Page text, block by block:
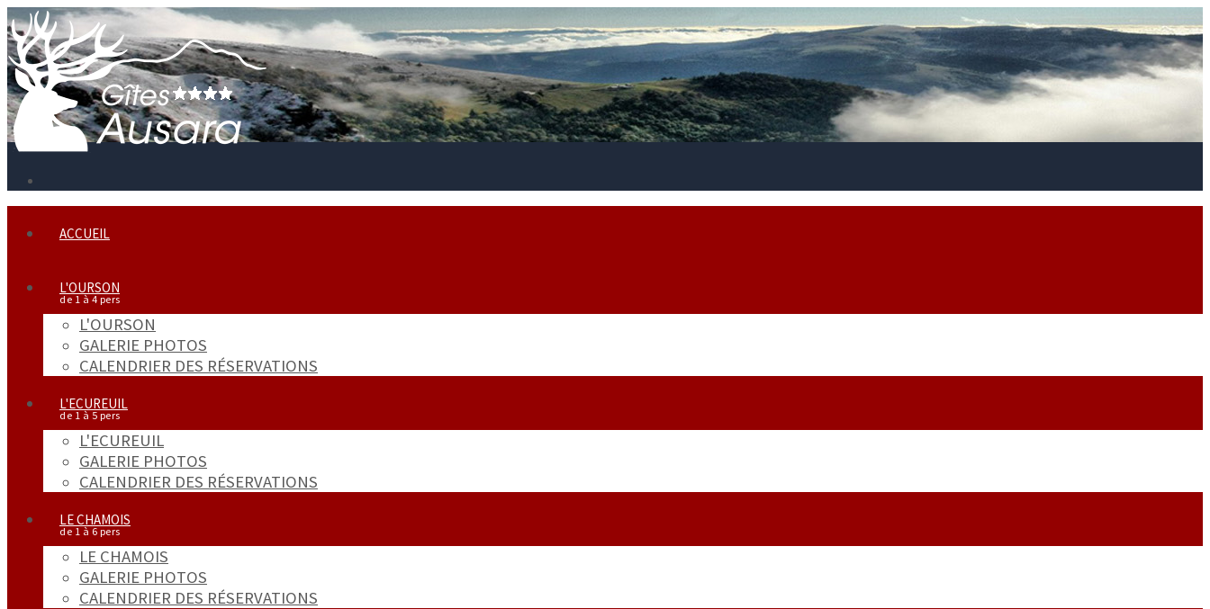
ACCUEIL
L'OURSON
L'OURSON
GALERIE PHOTOS
CALENDRIER DES RÉSERVATIONS
L'ECUREUIL
L'ECUREUIL
GALERIE PHOTOS
CALENDRIER DES RÉSERVATIONS
LE CHAMOIS
LE CHAMOIS
GALERIE PHOTOS
CALENDRIER DES RÉSERVATIONS